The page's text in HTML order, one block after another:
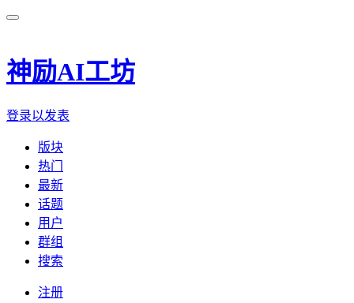
神励AI工坊
登录以发表
版块
热门
最新
话题
用户
群组
搜索
注册